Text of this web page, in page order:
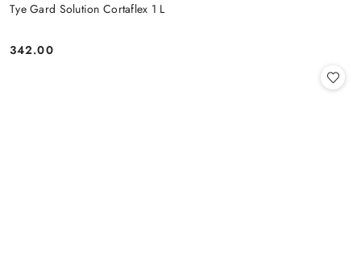
Tye Gard Solution Cortaflex 1 L
Cena:
342.00